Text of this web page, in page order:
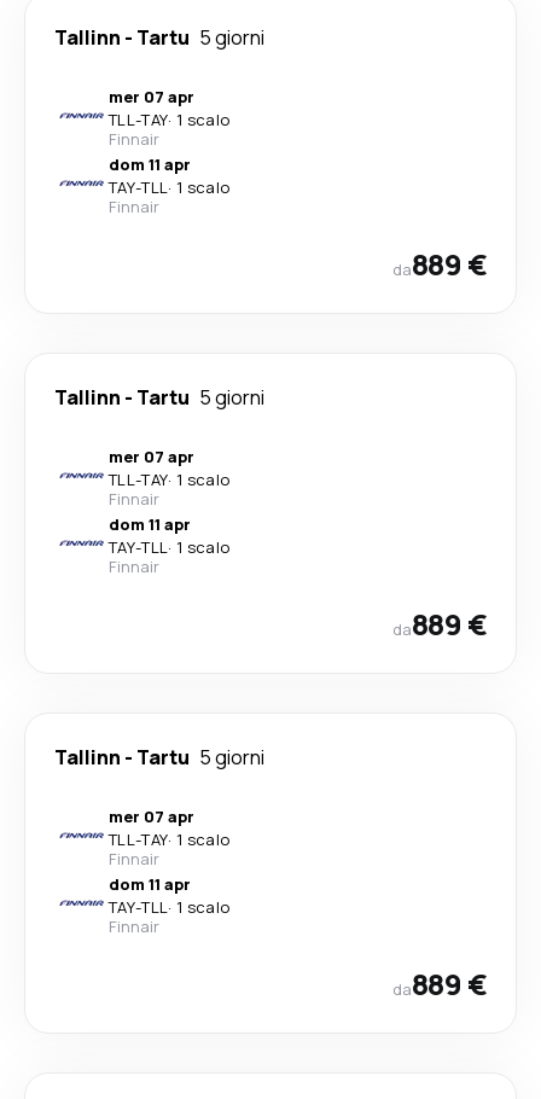
Tallinn - Tartu 5 giorni
mer 07 apr
TLL-TAY· 1 scalo
Finnair
dom 11 apr
TAY-TLL· 1 scalo
Finnair
da889 €
Tallinn - Tartu 5 giorni
mer 07 apr
TLL-TAY· 1 scalo
Finnair
dom 11 apr
TAY-TLL· 1 scalo
Finnair
da889 €
Tallinn - Tartu 5 giorni
mer 07 apr
TLL-TAY· 1 scalo
Finnair
dom 11 apr
TAY-TLL· 1 scalo
Finnair
da889 €